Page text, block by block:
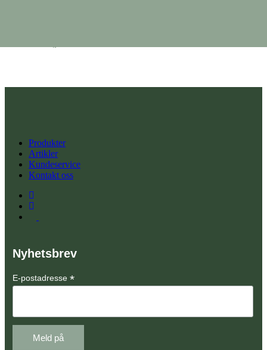
Produkter
Artikler
Kundeservice
Kontakt oss
Nyhetsbrev
E-postadresse *